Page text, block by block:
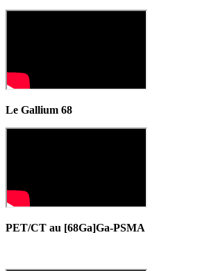
Le Gallium 68
PET/CT au [68Ga]Ga-PSMA